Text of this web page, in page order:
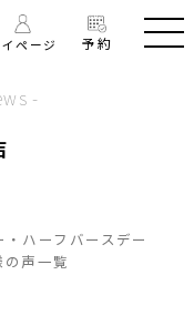
予約
ページ
-
・ハーフバースデー
声一覧